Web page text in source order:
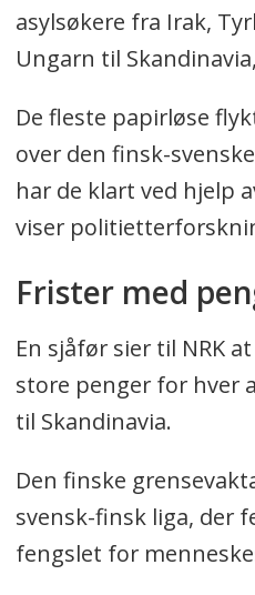
asylsøkere fra Irak,
Ungarn til
De fleste papirløse
over den finsk-
har de klart ved hjelp
viser
Frister med
En sjåfør sier til NRK
store penger for hver
til Skandinavia.
Den finske
svensk-finsk liga, der
fengslet for